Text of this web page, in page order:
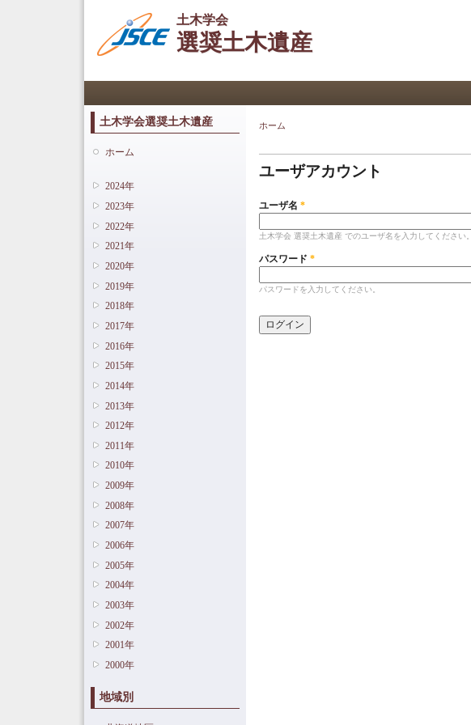
土木学会
選奨土木遺産
土木学会選奨土木遺産
ホーム
2024年
2023年
2022年
2021年
2020年
2019年
2018年
2017年
2016年
2015年
2014年
2013年
2012年
2011年
2010年
2009年
2008年
2007年
2006年
2005年
2004年
2003年
2002年
2001年
2000年
地域別
現在地
ホーム
ユーザアカウント
ユーザ名 *
土木学会 選奨土木遺産 でのユーザ名を入力してください。
パスワード *
パスワードを入力してください。